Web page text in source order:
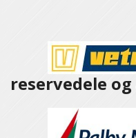
reservedele